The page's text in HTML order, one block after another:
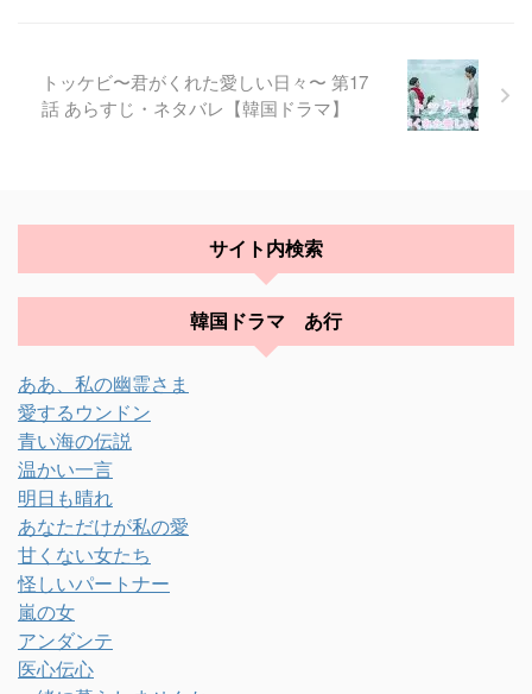
トッケビ〜君がくれた愛しい日々〜 第17
話 あらすじ・ネタバレ【韓国ドラマ】
サイト内検索
韓国ドラマ あ行
ああ、私の幽霊さま
愛するウンドン
青い海の伝説
温かい一言
明日も晴れ
あなただけが私の愛
甘くない女たち
怪しいパートナー
嵐の女
アンダンテ
医心伝心